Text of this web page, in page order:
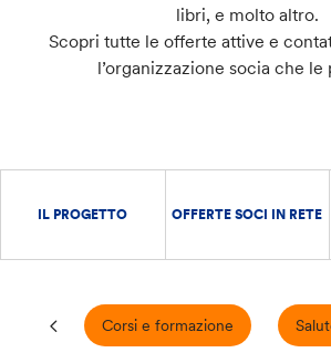
libri, e molto altro.
Scopri tutte le offerte attive e
l’organizzazione socia che le
IL PROGETTO OFFERTE SOCI IN RETE
Corsi e formazione